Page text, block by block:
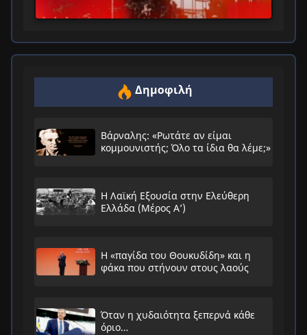
Δημοφιλή
Βάρναλης: «Ρωτάτε αν είμαι
κομμουνιστής; Όλο τα ίδια θα λέμε;»
Η Λαϊκή Εξουσία στην Ελεύθερη
Ελλάδα (Μέρος Α’)
Η «παγίδα του Θουκυδίδη» και η
φάκα που στήνουν στους λαούς
Όταν η χυδαιότητα ξεπερνά κάθε
όριο…